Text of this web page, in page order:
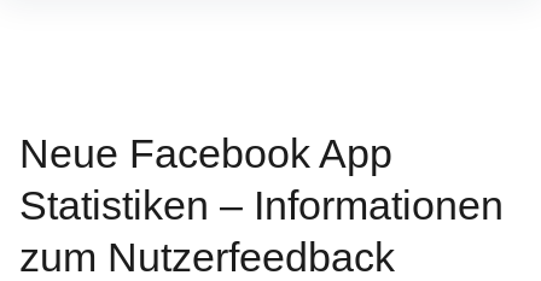
Neue Facebook App
Statistiken – Informationen
zum Nutzerfeedback